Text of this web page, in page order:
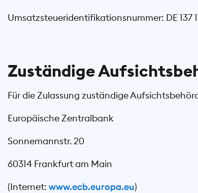
Umsatzsteueridentifikationsnummer: DE 137
Zuständige
Für die Zulassung zuständige
Europäische Zentralbank
Sonnemannstr. 20
60314 Frankfurt am Main
(Internet: www.ecb.europa.eu)